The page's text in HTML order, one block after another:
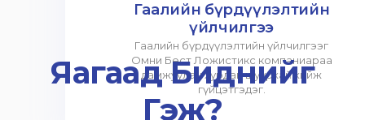
Гаалийн бүрдүүлэлтийн
үйлчилгээ
Гаалийн бүрдүүлэлтийн үйлчилгээг
Омни Бест Ложистикс компаниараа
дамжуулан хурдан шуурхай хийж
гүйцэтгэдэг.
Яагаад Биднийг
Гэж?